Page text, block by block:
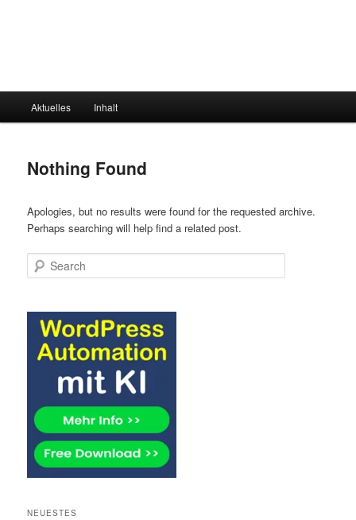
Aktuelles Inhalt
Nothing Found
Apologies, but no results were found for the requested archive.
Perhaps searching will help find a related post.
Search
NEUESTES